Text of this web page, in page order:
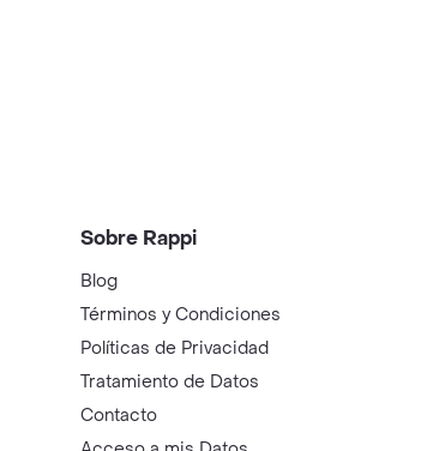
Sobre Rappi
Blog
Términos y Condiciones
Políticas de Privacidad
Tratamiento de Datos
Contacto